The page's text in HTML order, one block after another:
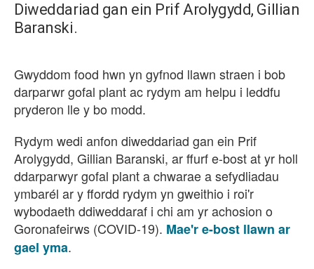
Diweddariad gan ein Prif Arolygydd, Gillian
Baranski.
Gwyddom food hwn yn gyfnod llawn straen i bob
darparwr gofal plant ac rydym am helpu i leddfu
pryderon lle y bo modd.
Rydym wedi anfon diweddariad gan ein Prif
Arolygydd, Gillian Baranski, ar ffurf e-bost at yr holl
ddarparwyr gofal plant a chwarae a sefydliadau
ymbarél ar y ffordd rydym yn gweithio i roi'r
wybodaeth ddiweddaraf i chi am yr achosion o
Goronafeirws (COVID-19). Mae'r e-bost llawn ar
gael yma.